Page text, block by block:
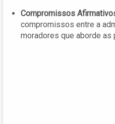
Compromissos
compromissos entre a
moradores que aborde as